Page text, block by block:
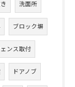
洗面所
ブロック塀
ンス取付
ドアノブ